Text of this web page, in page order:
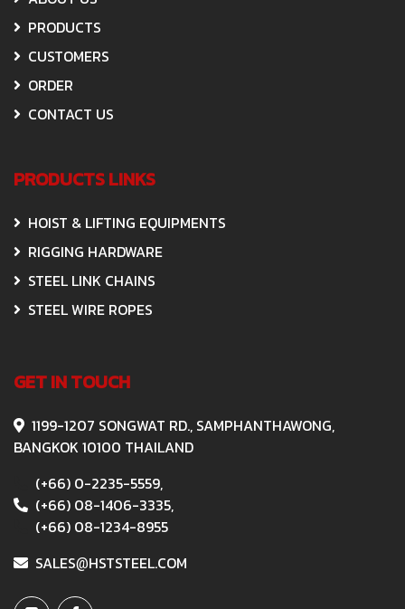
PRODUCTS
CUSTOMERS
ORDER
CONTACT US
PRODUCTS LINKS
HOIST & LIFTING EQUIPMENTS
RIGGING HARDWARE
STEEL LINK CHAINS
STEEL WIRE ROPES
GET IN TOUCH
1199-1207 SONGWAT RD., SAMPHANTHAWONG,
BANGKOK 10100 THAILAND
(+66) 0-2235-5559,
(+66) 08-1406-3335,
(+66) 08-1234-8955
SALES@HSTSTEEL.COM